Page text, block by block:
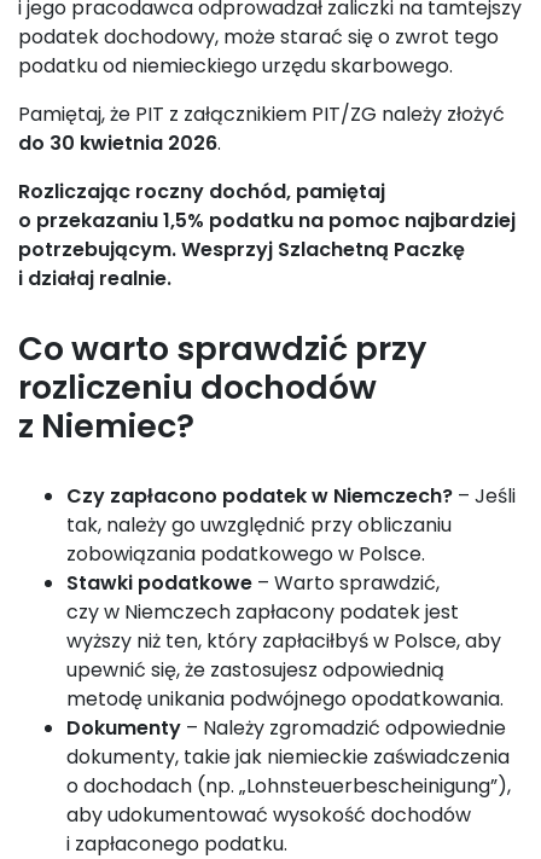
i jego pracodawca odprowadzał zaliczki na tamtejszy
podatek dochodowy, może starać się o zwrot tego
podatku od niemieckiego urzędu skarbowego.
Pamiętaj, że PIT z załącznikiem PIT/ZG należy złożyć
do 30 kwietnia 2026.
Rozliczając roczny dochód, pamiętaj
o przekazaniu 1,5% podatku na pomoc najbardziej
potrzebującym. Wesprzyj Szlachetną Paczkę
i działaj realnie.
Co warto sprawdzić przy
rozliczeniu dochodów
z Niemiec?
Czy zapłacono podatek w Niemczech? – Jeśli
tak, należy go uwzględnić przy obliczaniu
zobowiązania podatkowego w Polsce.
Stawki podatkowe – Warto sprawdzić,
czy w Niemczech zapłacony podatek jest
wyższy niż ten, który zapłaciłbyś w Polsce, aby
upewnić się, że zastosujesz odpowiednią
metodę unikania podwójnego opodatkowania.
Dokumenty – Należy zgromadzić odpowiednie
dokumenty, takie jak niemieckie zaświadczenia
o dochodach (np. „Lohnsteuerbescheinigung”),
aby udokumentować wysokość dochodów
i zapłaconego podatku.